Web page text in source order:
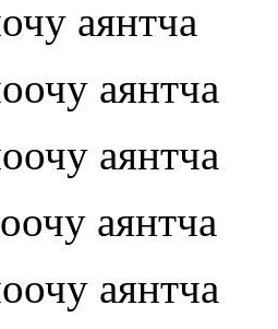
аянтча
аянтча
аянтча
аянтча
аянтча